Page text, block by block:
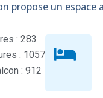
propose un
: 283
: 1057
: 912